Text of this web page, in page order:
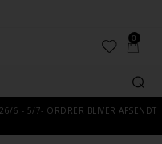
0
6 - 5/7- ORDRER BLIVER AFSENDT